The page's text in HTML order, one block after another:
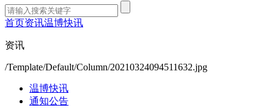
首页资讯温博快讯
资讯
/Template/Default/Column/20210324094511632.jpg
温博快讯
通知公告